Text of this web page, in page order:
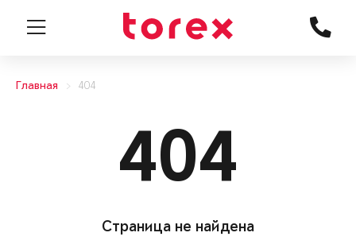
Главная 404
404
Страница не найдена